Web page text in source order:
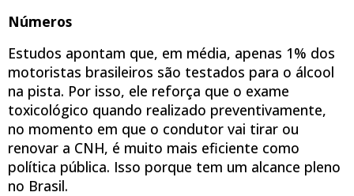
Números
Estudos apontam que, em média, apenas 1% dos
motoristas brasileiros são testados para o álcool
na pista. Por isso, ele reforça que o exame
toxicológico quando realizado preventivamente,
no momento em que o condutor vai tirar ou
renovar a CNH, é muito mais eficiente como
política pública. Isso porque tem um alcance pleno
no Brasil.